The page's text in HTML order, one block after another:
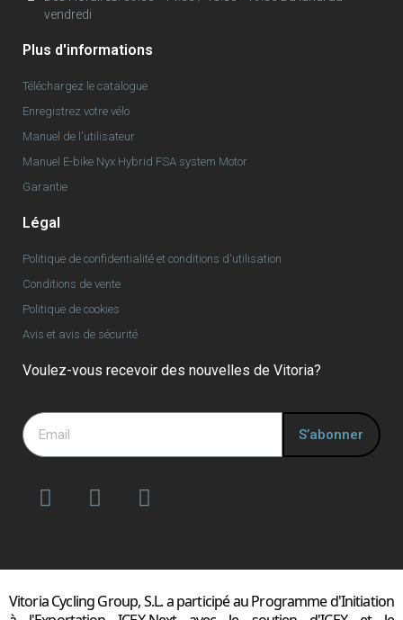
vendredi
Plus d'informations
Téléchargez le catalogue
Enregistrez votre vélo
Manuel de l'utilisateur
Manuel E-bike Nyx Hybrid FSA system Motor
Garantie
Légal
Politique de confidentialité et conditions d'utilisation
Conditions de vente
Politique de cookies
Avis et avis de sécurité
Voulez-vous recevoir des nouvelles de Vitoria?
S’abonner
Vitoria Cycling Group, S.L. a participé au Programme d'Initiation